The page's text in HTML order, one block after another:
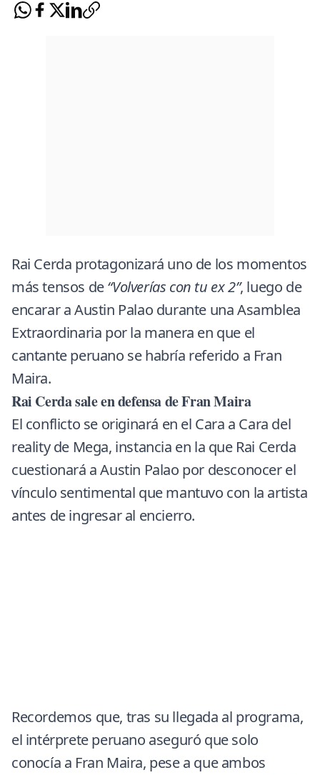
Rai Cerda protagonizará uno de los momentos
más tensos de“Volverías con tu ex 2”, luego de
encarar a Austin Palao durante una Asamblea
Extraordinaria por la manera en que el
cantante peruano se habría referido a Fran
Maira.
Rai Cerda sale en defensa de Fran Maira
El conflicto se originará en el Cara a Cara del
reality de Mega, instancia en la que Rai Cerda
cuestionará a Austin Palao por desconocer el
vínculo sentimental que mantuvo con la artista
antes de ingresar al encierro.
Recordemos que, tras su llegada al programa,
el intérprete peruano aseguró que solo
conocía a Fran Maira, pese a que ambos